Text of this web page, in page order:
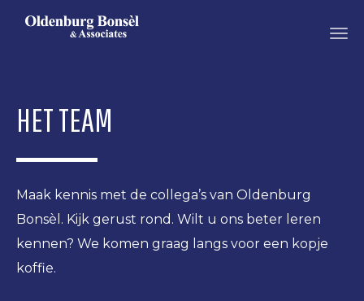
OLDENBURG
HET TEAM
Maak kennis met de collega’s van Oldenburg
Bonsèl. Kijk gerust rond. Wilt u ons beter leren
kennen? We komen graag langs voor een kopje
koffie.